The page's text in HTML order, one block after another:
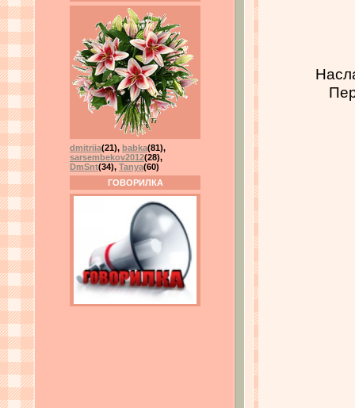
dmitriia(21), babka(81),
sarsembekov2012(28),
DmSnt(34), Tanya(60)
ГОВОРИЛКА